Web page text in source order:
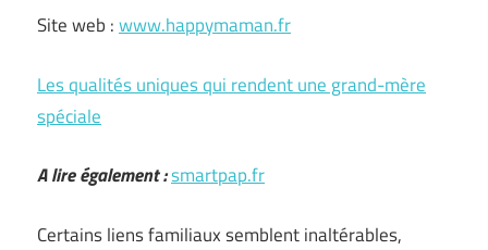
Site web :www.happymaman.fr
Les qualités uniques qui rendent une grand-mère
spéciale
A lire également :smartpap.fr
Certains liens familiaux semblent inaltérables,